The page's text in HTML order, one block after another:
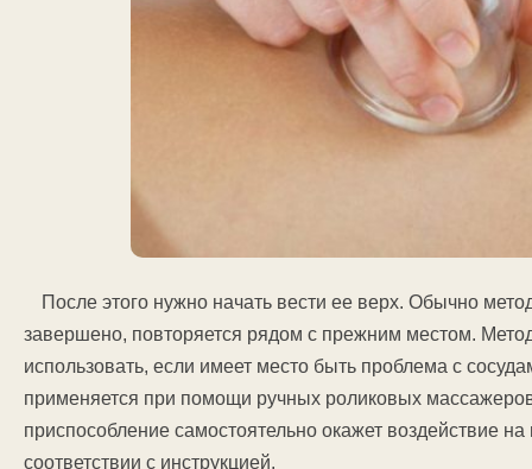
После этого нужно начать вести ее верх. Обычно
завершено, повторяется рядом с прежним местом.
использовать, если имеет место быть проблема с
применяется при помощи ручных роликовых
приспособление самостоятельно окажет воздействие
соответствии с инструкцией.